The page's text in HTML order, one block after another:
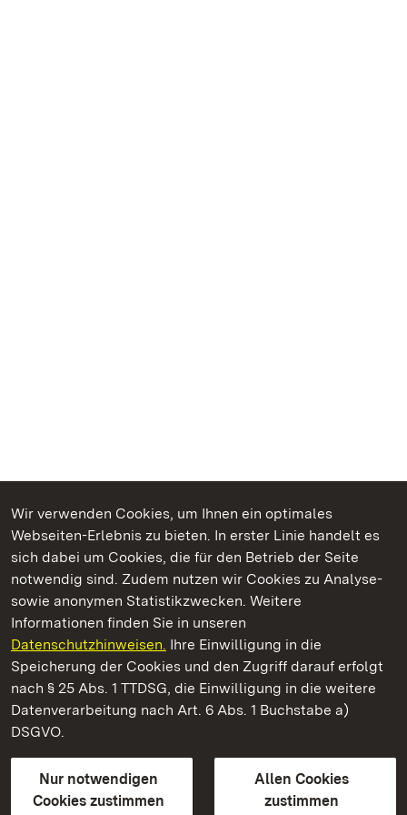
Wir verwenden Cookies, um Ihnen ein optimales
Webseiten-Erlebnis zu bieten. In erster Linie handelt es
sich dabei um Cookies, die für den Betrieb der Seite
notwendig sind. Zudem nutzen wir Cookies zu Analyse-
sowie anonymen Statistikzwecken. Weitere
Informationen finden Sie in unseren
Datenschutzhinweisen. Ihre Einwilligung in die
Speicherung der Cookies und den Zugriff darauf erfolgt
nach § 25 Abs. 1 TTDSG, die Einwilligung in die weitere
Datenverarbeitung nach Art. 6 Abs. 1 Buchstabe a)
DSGVO.
Nur notwendigen
Cookies zustimmen
Allen Cookies
zustimmen
Kommen. Staunen. Genießen.
Residenzschloss Ludwigsburg
Staatliche Schlösser und Gärten Baden-Württemberg
Kontakt
GebärdenspracheLeichte Sprache
Erklärung zur Barrierefreiheit
BITV-konform (geprüfte Seiten)